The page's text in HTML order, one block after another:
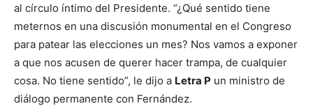
al círculo íntimo del Presidente. “¿Qué sentido tiene
meternos en una discusión monumental en el Congreso
para patear las elecciones un mes? Nos vamos a exponer
a que nos acusen de querer hacer trampa, de cualquier
cosa. No tiene sentido”, le dijo a Letra P un ministro de
diálogo permanente con Fernández.